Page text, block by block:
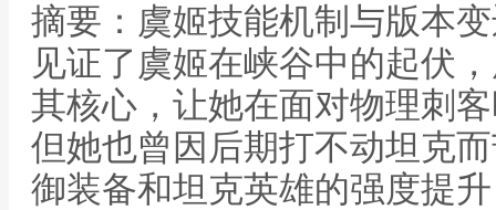
摘要：虞姬技能机制与版本
见证了虞姬在峡谷中的起伏
其核心，让她在面对物理刺
但她也曾因后期打不动坦克
御装备和坦克英雄的强度提